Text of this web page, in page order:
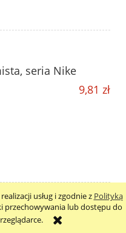
usług i zgodnie z Polityką
przechowywania lub dostępu do
seria Nike
9,81 zł
córki -